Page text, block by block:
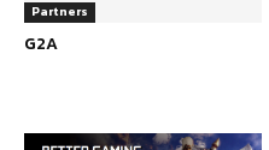
Partners
G2A